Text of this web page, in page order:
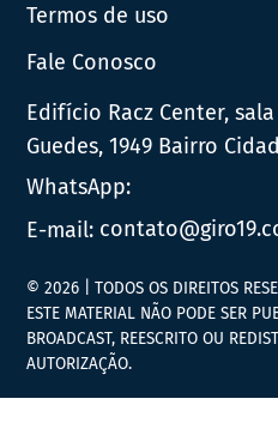
Termos de uso
Fale Conosco
Edifício Racz Center,
Guedes, 1949 Bairro
WhatsApp:
E-mail:
© 2026 | TODOS OS DIREITOS
ESTE MATERIAL NÃO PODE SER
BROADCAST, REESCRITO OU
AUTORIZAÇÃO.